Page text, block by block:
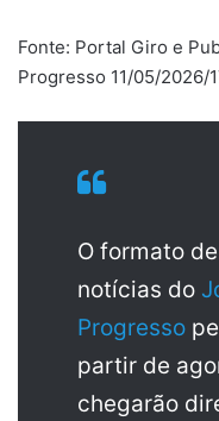
Fonte: Portal Giro e
Progresso 11/05/2026/
O formato
notícias do
Progresso
partir de
chegarão